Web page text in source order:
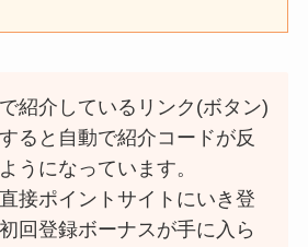
紹介しているリンク(ボタン)
ると自動で紹介コードが反
うになっています。
接ポイントサイトにいき登
回登録ボーナスが手に入ら